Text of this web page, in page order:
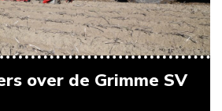
over de Grimme SV